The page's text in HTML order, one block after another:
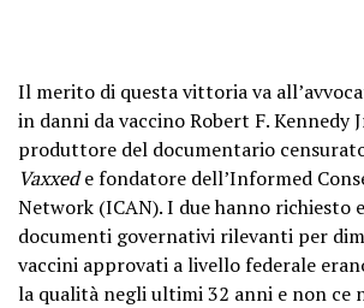
Il merito di questa vittoria va
in danni da vaccino Robert F. Kennedy
produttore del documentario
Vaxxede fondatore dell’Informed
Network (ICAN). I due hanno richiesto
documenti governativi rilevanti per
vaccini approvati a livello federale
la qualità negli ultimi 32 anni e non ce